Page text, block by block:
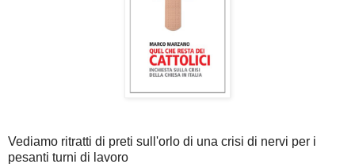
Vediamo ritratti di preti sull'orlo di una crisi di nervi per i
pesanti turni di lavoro